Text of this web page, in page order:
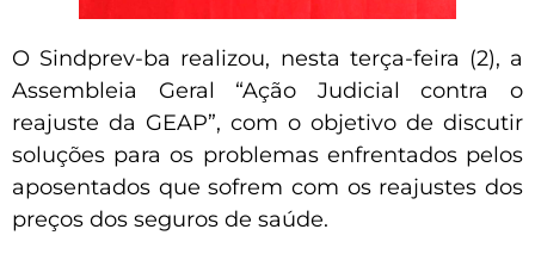
O Sindprev-ba realizou, nesta terça-feira (2), a
Assembleia Geral “Ação Judicial contra o
reajuste da GEAP”, com o objetivo de discutir
soluções para os problemas enfrentados pelos
aposentados que sofrem com os reajustes dos
preços dos seguros de saúde.